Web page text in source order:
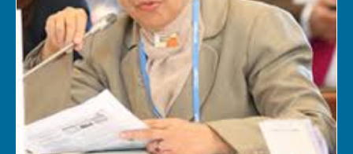
Se connecter
Nous soutenir